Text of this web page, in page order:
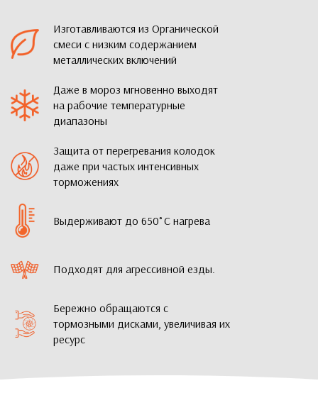
Изготавливаются из Органической
смеси с низким содержанием
металлических включений
Даже в мороз мгновенно выходят
на рабочие температурные
диапазоны
Защита от перегревания колодок
даже при частых интенсивных
торможениях
Выдерживают до 650˚С нагрева
Подходят для агрессивной езды.
Бережно обращаются с
тормозными дисками, увеличивая их
ресурс